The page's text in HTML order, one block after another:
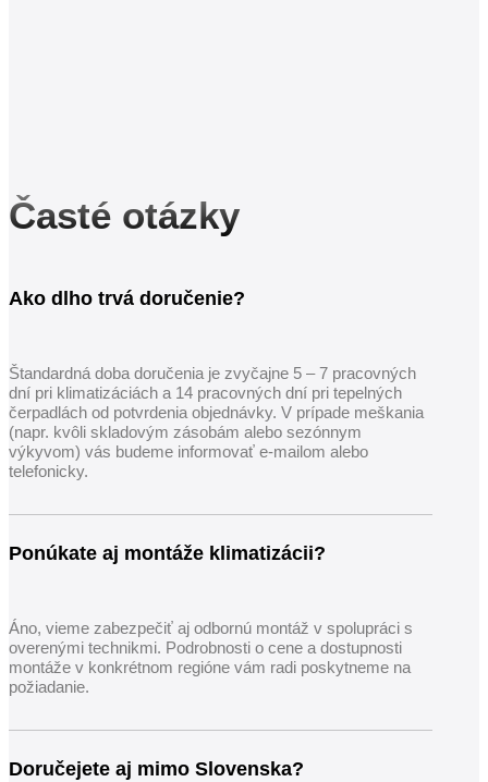
Časté otázky
Ako dlho trvá doručenie?
Štandardná doba doručenia je zvyčajne 5 – 7 pracovných
dní pri klimatizáciách a 14 pracovných dní pri tepelných
čerpadlách od potvrdenia objednávky. V prípade meškania
(napr. kvôli skladovým zásobám alebo sezónnym
výkyvom) vás budeme informovať e-mailom alebo
telefonicky.
Ponúkate aj montáže klimatizácii?
Áno, vieme zabezpečiť aj odbornú montáž v spolupráci s
overenými technikmi. Podrobnosti o cene a dostupnosti
montáže v konkrétnom regióne vám radi poskytneme na
požiadanie.
Doručejete aj mimo Slovenska?